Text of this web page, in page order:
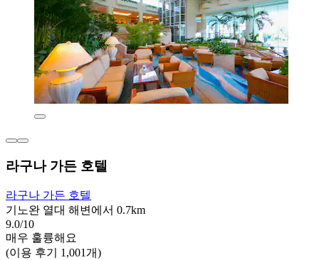
라구나 가든 호텔
라구나 가든 호텔
기노완 열대 해변에서 0.7km
9.0/10
매우 훌륭해요
(이용 후기 1,001개)